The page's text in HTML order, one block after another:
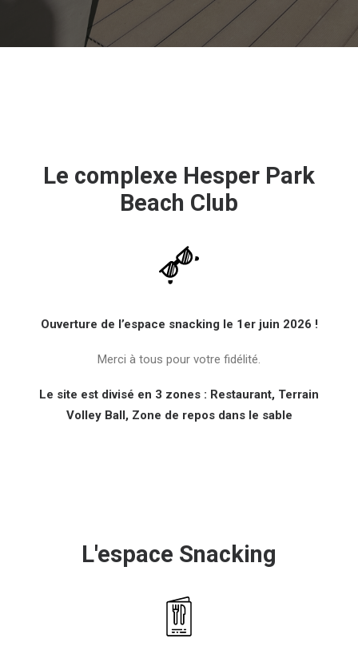
Le complexe Hesper Park
Beach Club
Ouverture de l’espace snacking le 1er juin 2026 !
Merci à tous pour votre fidélité.
Le site est divisé en 3 zones : Restaurant, Terrain
Volley Ball, Zone de repos dans le sable
L'espace Snacking